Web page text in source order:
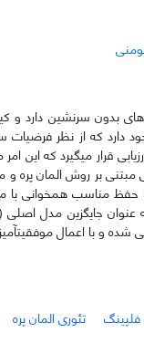
بدون سرنشین دارد و
که از نظر فرضیات
قرار می­گیرد که
پره و مدل تقریبی با
حفظ مناسب همخوانی با
جایگزین مدل اصلی
و با اعمال
تئوری المان پره